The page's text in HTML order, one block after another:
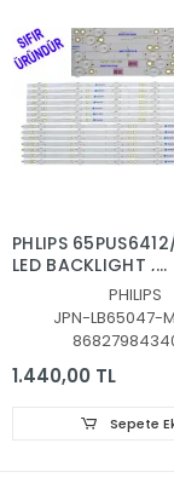
PHLIPS
LED BACKLIGHT ,
65PUS6523,
65PUS6162/12,
65PUS6262,
65PUS6703,
65PUS6753, LED
LB65047 V1_03,
TPT650UA-QVN06
PHILIPS
JPN-LB65047-
1.440,00 TL
Sepete